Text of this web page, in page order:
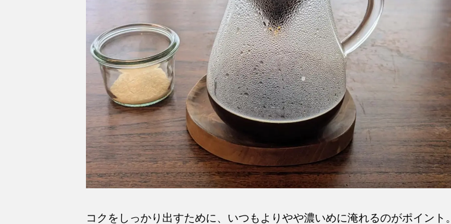
コクをしっかり出すために、いつもよりやや濃いめに淹れるのがポイント。